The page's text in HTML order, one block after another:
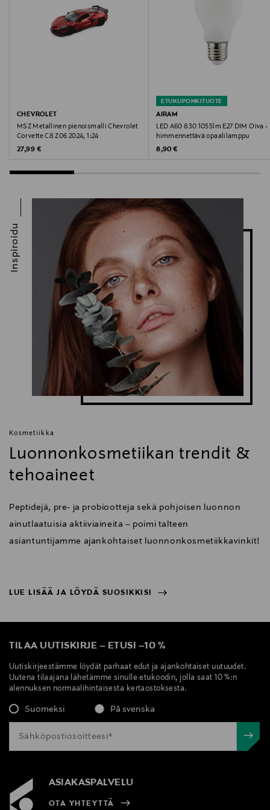
Eteläranta 6, LH 1-2, 00130 Helsinki, Finland
Digitaalinen osoite
luonnonkosmetiikka, seerumi, kosteutus, ihonhoito,
NOBE Nordic Beauty
CHEVROLET
MSZ Metallinen pienoismalli Chevrolet
Corvette C8 Z06 2024, 1:24
Original Price
27,99 €
ETUKUPONKITUOTE
AIRAM
LED A60 830 1055lm E27 DIM Oiva -
himmennettävä opaalilamppu
Original Price
8,90 €
Kosmetiikka
Luonnonkosmetiikan trendit &
tehoaineet
Peptidejä, pre- ja probiootteja sekä pohjoisen luonnon
ainutlaatuisia aktiiviaineita – poimi talteen
asiantuntijamme ajankohtaiset luonnonkosmetiikkavinkit!
LUE LISÄÄ JA LÖYDÄ SUOSIKKISI
Inspiroidu
TILAA UUTISKIRJE – ETUSI –10 %
Uutiskirjeestämme löydät parhaat edut ja ajankohtaiset uutuudet.
Uutena tilaajana lähetämme sinulle etukoodin, jolla saat 10 %:n
alennuksen normaalihintaisesta kertaostoksesta.
Suomeksi På svenska
ASIAKASPALVELU
OTA YHTEYTTÄ